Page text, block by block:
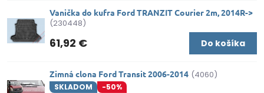
Vanička do kufra Ford TRANZIT Courier 2m, 2014R->
(230448)
61,92 € Do košíka
Zimná clona Ford Transit 2006-2014 (4060)
SKLADOM -50%